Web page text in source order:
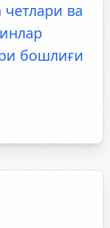
ва
бошлиғи